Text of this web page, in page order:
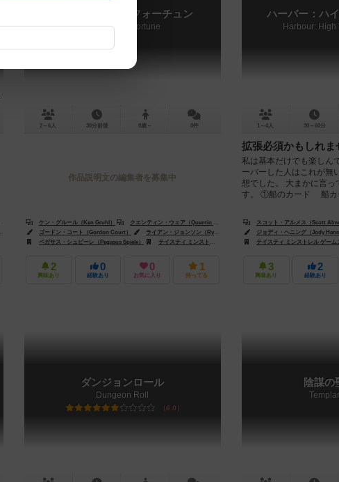
ジョージ・パトサウルス（George Patsouras）
ダンジョン オブ フォーチュン
Dungeon of Fortune
2～6人 30分前後 8歳～ 0件
作品説明文の編集者を募集中
ケン・グルール（Ken Gruhl）
クエンティン・ウェア（Quentin Weir）
ゴードン・コート（Gordon Court）
ライアン・ジョンソン（Ryan Johnson）
ロブ・ランディ（Rob Lundy
ペガサス・シュピーレ（Pegasus Spiele）
テイスティ ミンストレル ゲームズ（Tasty Minstrel Games）
2
興味あり
0
経験あり
0
お気に入り
1
持ってる
ハーバー：ハ
Harbour: High
1～4人 30～60分
拡張必須かもしれま
私は基本だけでも楽しん
ーバーした人はこれが無
想でした。 大まかに言っ
す。 ①船のカード 船カ
スコット・アルメス（Scott
ジョディ・ヘニング（Jody
テイスティ ミンストレル ゲーム
3
興味あり
2
経験あり
ダンジョンロール
Dungeon Roll
6.0
陰謀の